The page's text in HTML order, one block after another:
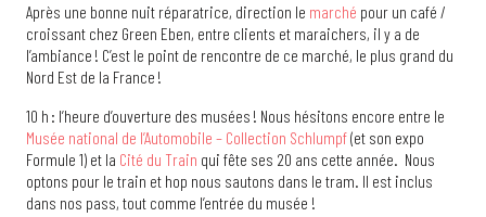
Après une bonne nuit réparatrice, direction le marché pour un café /
croissant chez Green Eben, entre clients et maraichers, il y a de
l’ambiance ! C’est le point de rencontre de ce marché, le plus grand du
Nord Est de la France !
10 h : l’heure d’ouverture des musées ! Nous hésitons encore entre le
Musée national de l’Automobile – Collection Schlumpf(et son expo
Formule 1) et la Cité du Train qui fête ses 20 ans cette année. Nous
optons pour le train et hop nous sautons dans le tram. Il est inclus
dans nos pass, tout comme l’entrée du musée !